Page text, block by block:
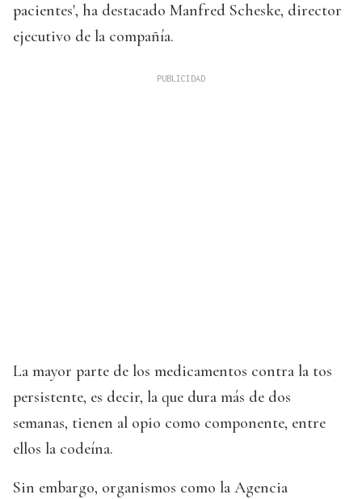
pacientes', ha destacado Manfred Scheske, director
ejecutivo de la compañía.
La mayor parte de los medicamentos contra la tos
persistente, es decir, la que dura más de dos
semanas, tienen al opio como componente, entre
ellos la codeína.
Sin embargo, organismos como la Agencia